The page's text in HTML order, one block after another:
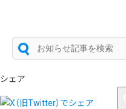
シェア